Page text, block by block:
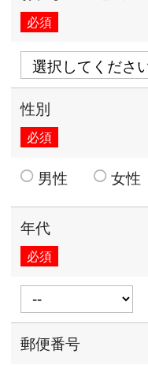
必須
性別
必須
男性 女性
年代
必須
郵便番号